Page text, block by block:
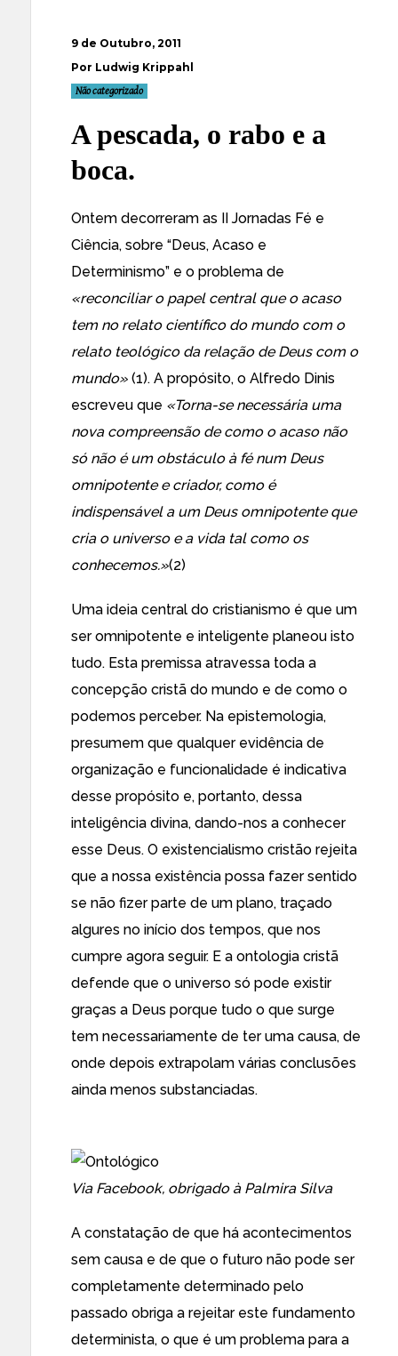
9 de Outubro, 2011
Por Ludwig Krippahl
Não categorizado
A pescada, o rabo e a
boca.
Ontem decorreram as II Jornadas Fé e
Ciência, sobre “Deus, Acaso e
Determinismo” e o problema de
«reconciliar o papel central que o acaso
tem no relato científico do mundo com o
relato teológico da relação de Deus com o
mundo» (1). A propósito, o Alfredo Dinis
escreveu que «Torna-se necessária uma
nova compreensão de como o acaso não
só não é um obstáculo à fé num Deus
omnipotente e criador, como é
indispensável a um Deus omnipotente que
cria o universo e a vida tal como os
conhecemos.»(2)
Uma ideia central do cristianismo é que um
ser omnipotente e inteligente planeou isto
tudo. Esta premissa atravessa toda a
concepção cristã do mundo e de como o
podemos perceber. Na epistemologia,
presumem que qualquer evidência de
organização e funcionalidade é indicativa
desse propósito e, portanto, dessa
inteligência divina, dando-nos a conhecer
esse Deus. O existencialismo cristão rejeita
que a nossa existência possa fazer sentido
se não fizer parte de um plano, traçado
algures no início dos tempos, que nos
cumpre agora seguir. E a ontologia cristã
defende que o universo só pode existir
graças a Deus porque tudo o que surge
tem necessariamente de ter uma causa, de
onde depois extrapolam várias conclusões
ainda menos substanciadas.
Via Facebook, obrigado à Palmira Silva
A constatação de que há acontecimentos
sem causa e de que o futuro não pode ser
completamente determinado pelo
passado obriga a rejeitar este fundamento
determinista, o que é um problema para a